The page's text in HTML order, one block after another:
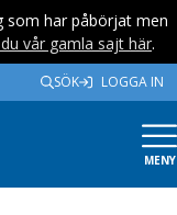
som har påbörjat men
vår gamla sajt här.
SÖK LOGGA IN
MENY